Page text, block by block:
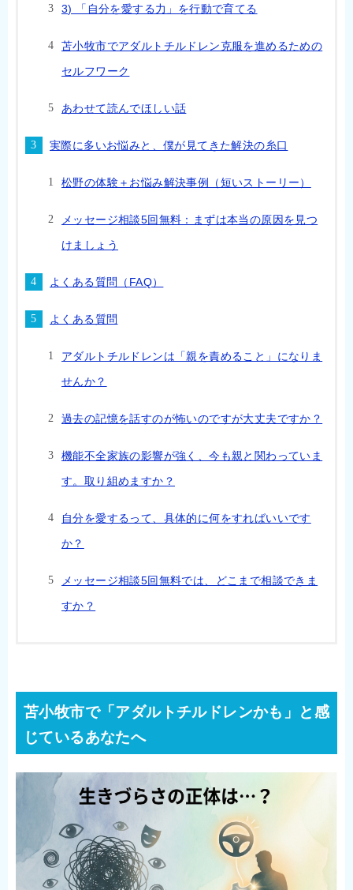
3) 「自分を愛する力」を行動で育てる
苫小牧市でアダルトチルドレン克服を進めるための
セルフワーク
あわせて読んでほしい話
実際に多いお悩みと、僕が見てきた解決の糸口
松野の体験＋お悩み解決事例（短いストーリー）
メッセージ相談5回無料：まずは本当の原因を見つ
けましょう
よくある質問（FAQ）
よくある質問
アダルトチルドレンは「親を責めること」になりま
せんか？
過去の記憶を話すのが怖いのですが大丈夫ですか？
機能不全家族の影響が強く、今も親と関わっていま
す。取り組めますか？
自分を愛するって、具体的に何をすればいいです
か？
メッセージ相談5回無料では、どこまで相談できま
すか？
苫小牧市で「アダルトチルドレンかも」と感
じているあなたへ